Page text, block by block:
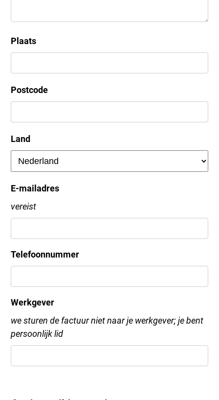
Plaats
Postcode
Land
E-mailadres
vereist
Telefoonnummer
Werkgever
we sturen de factuur niet naar je werkgever; je bent
persoonlijk lid